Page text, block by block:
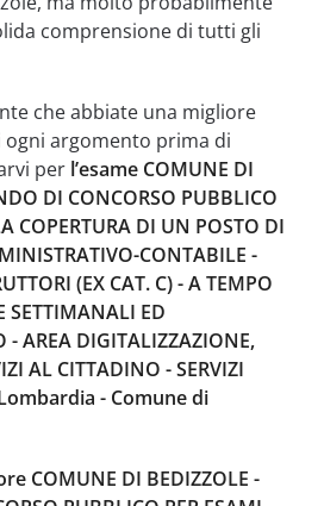
comprensione di tutti gli
che abbiate una migliore
argomento prima di
per l’esame COMUNE DI
DI CONCORSO PUBBLICO
COPERTURA DI UN POSTO DI
CONTABILE -
(EX CAT. C) - A TEMPO
SETTIMANALI ED
- AREA DIGITALIZZAZIONE,
AL CITTADINO - SERVIZI
- Comune di
COMUNE DI BEDIZZOLE -